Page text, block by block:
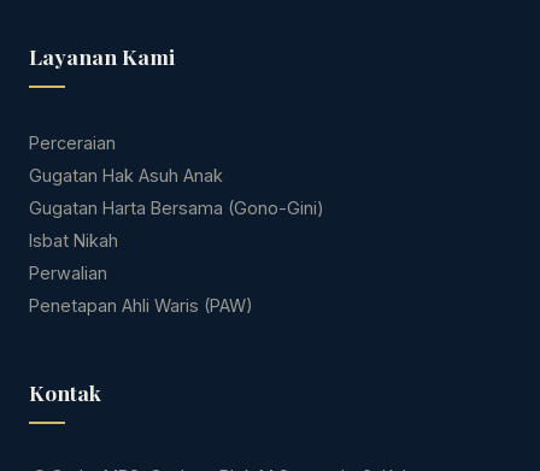
Layanan Kami
Perceraian
Gugatan Hak Asuh Anak
Gugatan Harta Bersama (Gono-Gini)
Isbat Nikah
Perwalian
Penetapan Ahli Waris (PAW)
Kontak